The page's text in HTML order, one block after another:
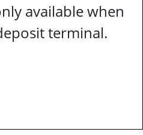
available when
terminal.